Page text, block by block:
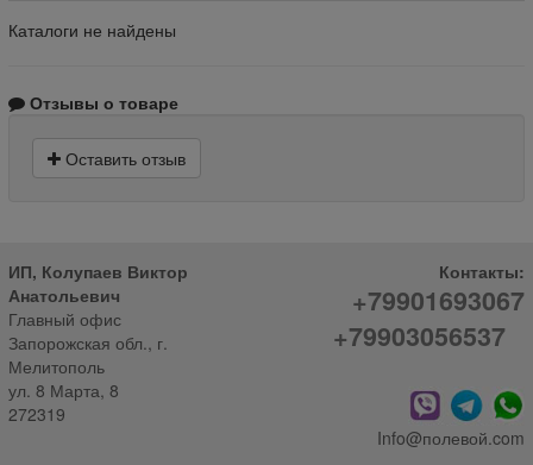
Каталоги не найдены
Отзывы о товаре
Оставить отзыв
ИП, Колупаев Виктор
Анатольевич
Главный офис
Запорожская обл., г.
Мелитополь
ул. 8 Марта, 8
272319
Контакты:
+79901693067
+79903056537
Info@полевой.com